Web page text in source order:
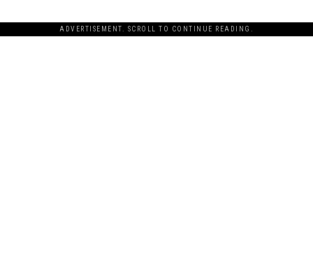
ADVERTISEMENT. SCROLL TO CONTINUE READING.